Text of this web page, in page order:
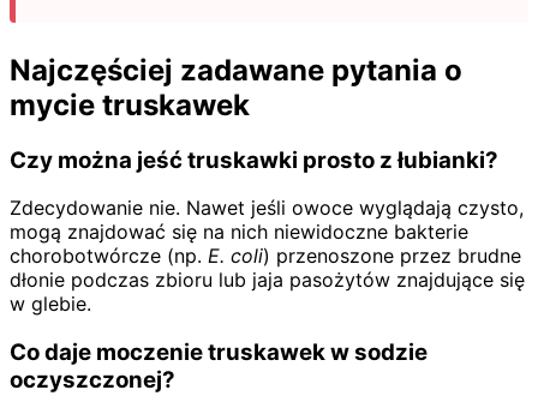
Najczęściej zadawane pytania o
mycie truskawek
Czy można jeść truskawki prosto z łubianki?
Zdecydowanie nie. Nawet jeśli owoce wyglądają czysto,
mogą znajdować się na nich niewidoczne bakterie
chorobotwórcze (np. E. coli) przenoszone przez brudne
dłonie podczas zbioru lub jaja pasożytów znajdujące się
w glebie.
Co daje moczenie truskawek w sodzie
oczyszczonej?